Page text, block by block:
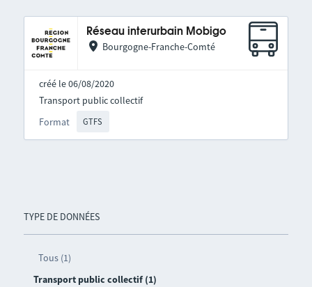
TYPE DE DONNÉES
Tous (1)
Transport public collectif (1)
Réseau interurbain Mobigo
Bourgogne-Franche-Comté
créé le 06/08/2020
Format GTFS
Transport public collectif